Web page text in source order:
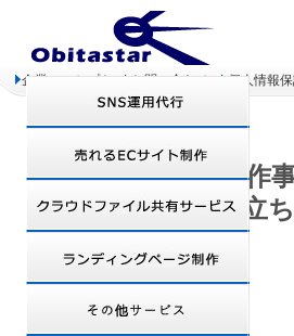
企業コンセプト お問い合わせ 個人情報
オビタスター 制作
得情報、お役立
osc2009kyoto